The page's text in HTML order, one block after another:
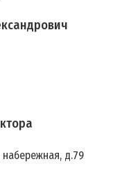
д.79